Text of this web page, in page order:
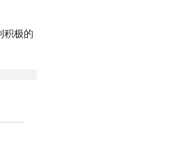
积极的